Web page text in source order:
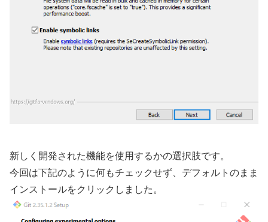
新しく開発された機能を使用するかの選択肢です。
今回は下記のように何もチェックせず、デフォルトのまま
インストールをクリックしました。